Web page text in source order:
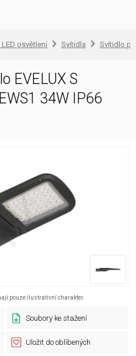
osvětlení Svítidla Svítidlo
EVELUX S
34W IP66
pouze ilustrativní charakter.
Soubory ke stažení
Uložit do oblíbených